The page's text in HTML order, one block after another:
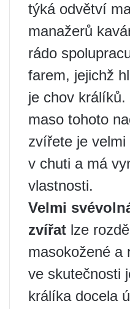
týká odvětví
manažerů
rádo
farem, jejichž
je chov králíků.
maso tohoto
zvířete je
v chuti a má
vlastnosti.
Velmi
zvířat lze
masokožené a
ve skutečnosti
králíka docela